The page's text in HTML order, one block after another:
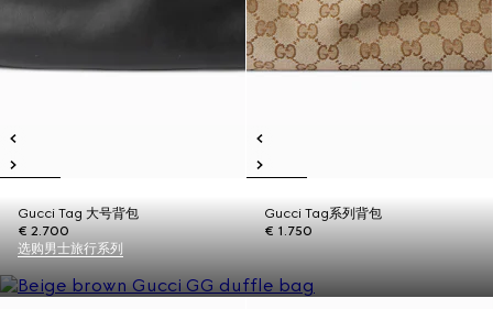
Gucci Tag 大号背包
€ 2.700
Gucci Tag系列背包
€ 1.750
选购男士旅行系列